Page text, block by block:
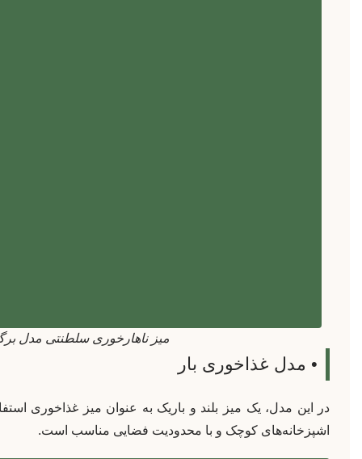
میز ناهارخوری سلطنتی مدل
• مدل غذاخوری بار
در این مدل، یک میز بلند و باریک به عنوان میز غذاخوری
اشپزخانه‌های کوچک و با محدودیت فضایی مناسب است.